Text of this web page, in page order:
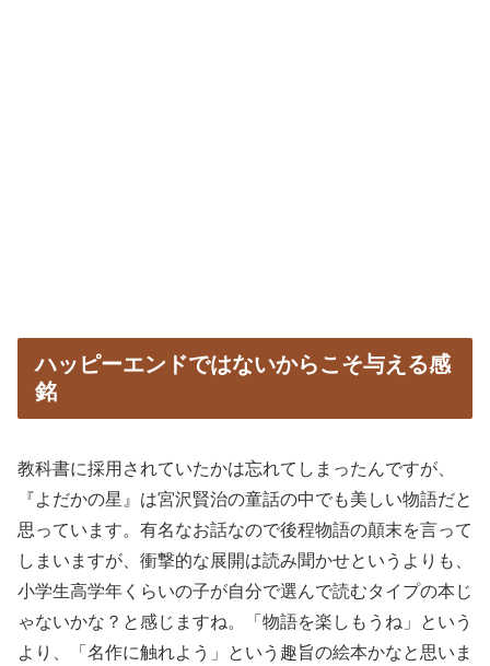
ハッピーエンドではないからこそ与える感
銘
教科書に採用されていたかは忘れてしまったんですが、
『よだかの星』は宮沢賢治の童話の中でも美しい物語だと
思っています。有名なお話なので後程物語の顛末を言って
しまいますが、衝撃的な展開は読み聞かせというよりも、
小学生高学年くらいの子が自分で選んで読むタイプの本じ
ゃないかな？と感じますね。「物語を楽しもうね」という
より、「名作に触れよう」という趣旨の絵本かなと思いま